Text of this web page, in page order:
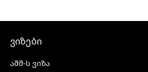
ვიზები
აშშ-ს ვიზა